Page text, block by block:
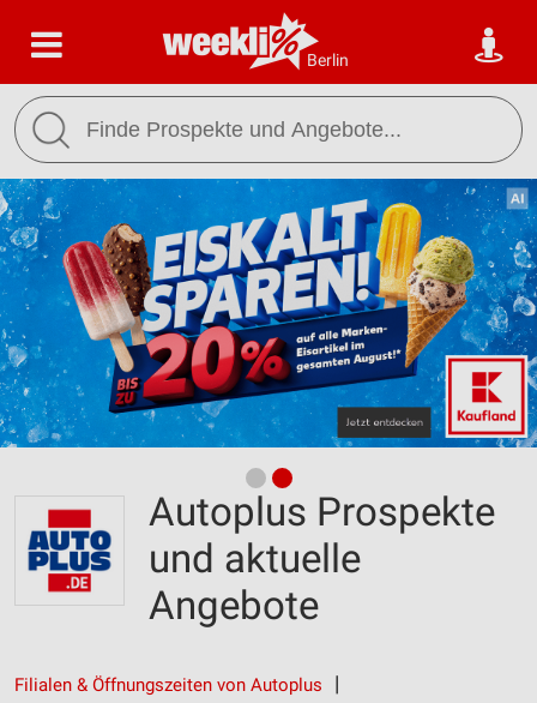
Berlin
Autoplus Prospekte
und aktuelle
Angebote
Filialen & Öffnungszeiten von Autoplus